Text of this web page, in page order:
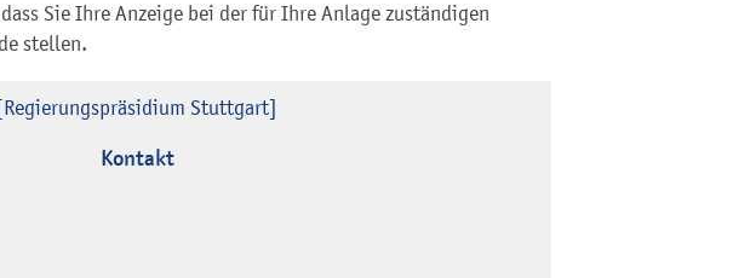
Sie Ihre Anzeige bei der für Ihre Anlage zuständigen
stellen.
Stuttgart]
Kontakt